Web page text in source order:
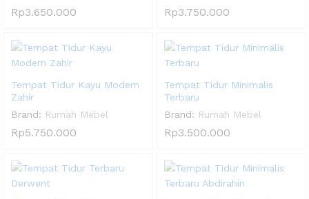
Rp3.650.000 Rp3.750.000
Tempat Tidur Kayu Modern
Zahir
Brand: Rumah Mebel
Rp5.750.000
Tempat Tidur Minimalis
Terbaru
Brand: Rumah Mebel
Rp3.500.000